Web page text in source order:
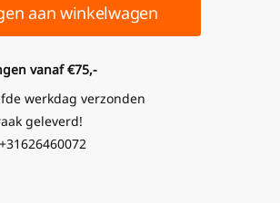
aan winkelwagen
vanaf €75,-
werkdag verzonden
geleverd!